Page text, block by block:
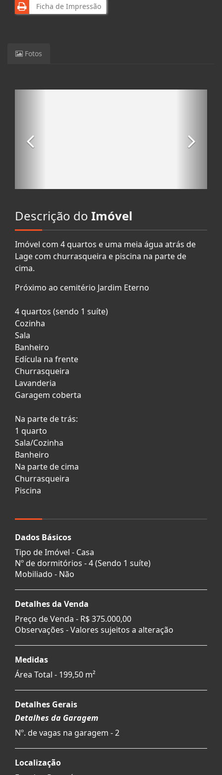
Ficha de Impressão
Fotos
Descrição do Imóvel
Imóvel com 4 quartos e uma meia água atrás de
Lage com churrasqueira e piscina na parte de
cima.
Próximo ao cemitério Jardim Eterno
4 quartos (sendo 1 suíte)
Cozinha
Sala
Banheiro
Edícula na frente
Churrasqueira
Lavanderia
Garagem coberta
Na parte de trás:
1 quarto
Sala/Cozinha
Banheiro
Na parte de cima
Churrasqueira
Piscina
Dados Básicos
Tipo de Imóvel - Casa
Nº de dormitórios - 4 (Sendo 1 suíte)
Mobiliado - Não
Detalhes da Venda
Preço de Venda - R$ 375.000,00
Observações - Valores sujeitos a alteração
Medidas
Área Total - 199,50 m²
Detalhes Gerais
Detalhes da Garagem
Nº. de vagas na garagem - 2
Localização